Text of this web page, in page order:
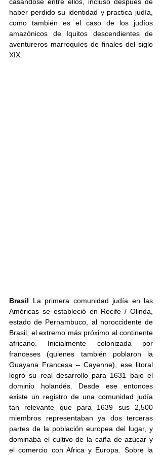
haber perdido su identidad y practica judía,
como también es el caso de los judíos
amazónicos de Iquitos descendientes de
aventureros marroquíes de finales del siglo
XIX.
Brasil La primera comunidad judía en las
Américas se estableció en Recife / Olinda,
estado de Pernambuco, al noroccidente de
Brasil, el extremo más próximo al continente
africano. Inicialmente colonizada por
franceses (quienes también poblaron la
Guayana Francesa – Cayenne), ese litoral
logró su real desarrollo para 1631 bajo el
dominio holandés. Desde ese entonces
existe un registro de una comunidad judía
tan relevante que para 1639 sus 2,500
miembros representaban ya dos terceras
partes de la población europea del lugar, y
dominaba el cultivo de la caña de azúcar y
el comercio con Africa y Europa. Sobre la